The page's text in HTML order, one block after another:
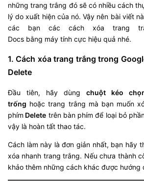
những trang trắng đó sẽ có nhiều cách
lý do xuất hiện của nó. Vậy nên bài viết
các bạn các cách xóa trang
Docs bằng máy tính cực hiệu quả nhé.
1. Cách xóa trang trắng trong
Delete
Đầu tiên, hãy dùng chuột kéo
trống hoặc trang trắng mà bạn muốn
phím Delete trên bàn phím để loại bỏ
vậy là hoàn tất thao tác.
Cách làm này là đơn giản nhất, bạn hãy
xóa nhanh trang trắng. Nếu chưa thành
khảo thêm những cách khác được hướng